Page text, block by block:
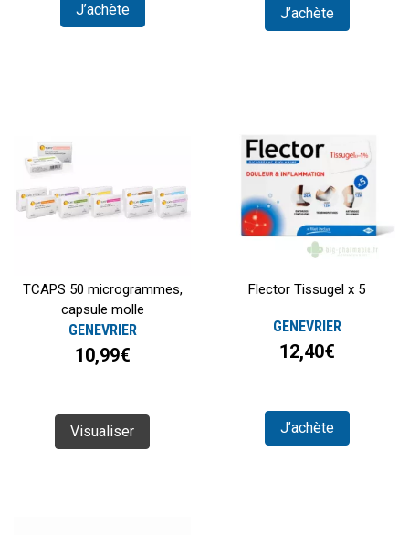
J’achète J’achète
TCAPS 50 microgrammes,
capsule molle
GENEVRIER
10,99€
Visualiser
Flector Tissugel x 5
GENEVRIER
12,40€
J’achète